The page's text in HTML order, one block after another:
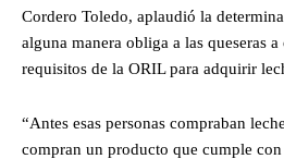
Cordero Toledo, aplaudió la
alguna manera obliga a las queseras
requisitos de la ORIL para adquirir
“Antes esas personas compraban
compran un producto que cumple